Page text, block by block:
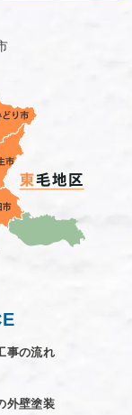
事の流れ
外壁塗装